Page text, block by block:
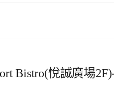
Bistro(悅誠廣場